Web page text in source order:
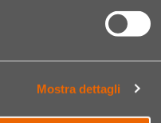
Mostra dettagli
Ordini